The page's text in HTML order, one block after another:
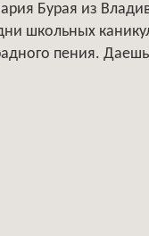
Бурая из
школьных
пения.